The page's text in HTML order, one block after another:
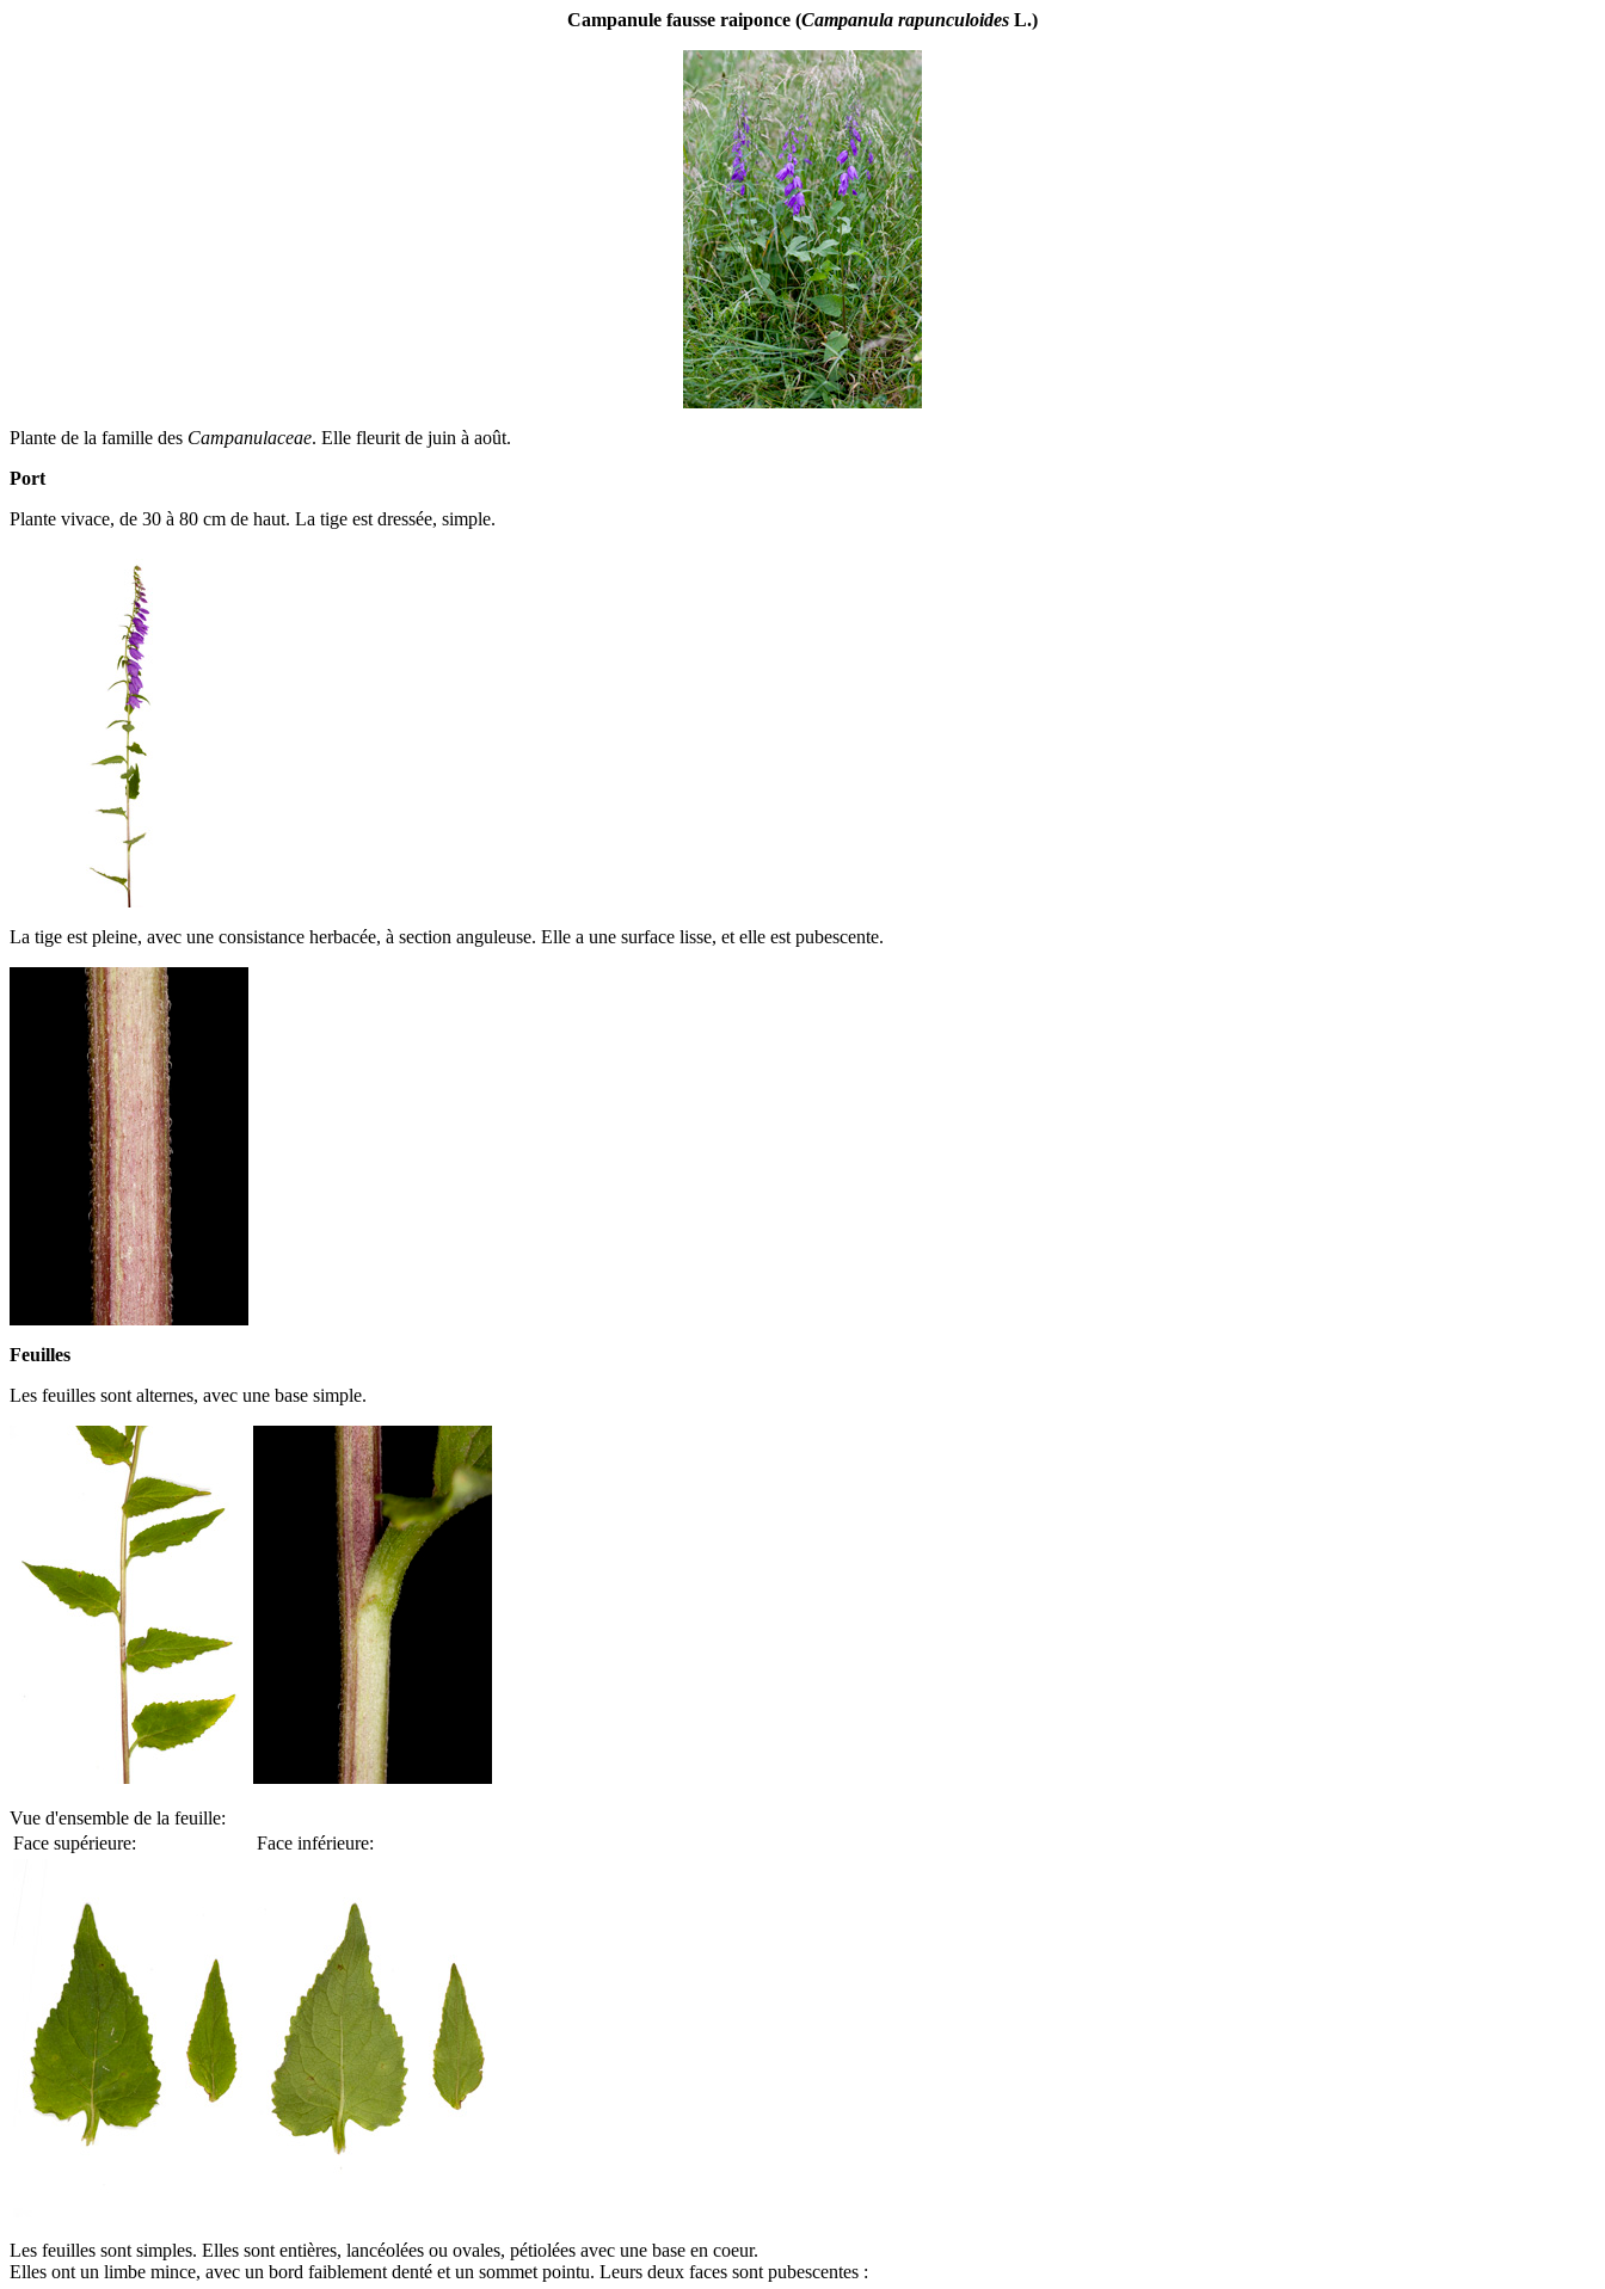
Campanule fausse raiponce (Campanula rapunculoides L.)
Plante de la famille des Campanulaceae. Elle fleurit de juin à août.
Port
Plante vivace, de 30 à 80 cm de haut. La tige est dressée, simple.
La tige est pleine, avec une consistance herbacée, à section anguleuse. Elle a une surface lisse, et elle est pubescente.
Feuilles
Les feuilles sont alternes, avec une base simple.
Vue d'ensemble de la feuille:
Face supérieure:
Face inférieure:
Les feuilles sont simples. Elles sont entières, lancéolées ou ovales, pétiolées avec une base en coeur.
Elles ont un limbe mince, avec un bord faiblement denté et un sommet pointu. Leurs deux faces sont pubescentes :